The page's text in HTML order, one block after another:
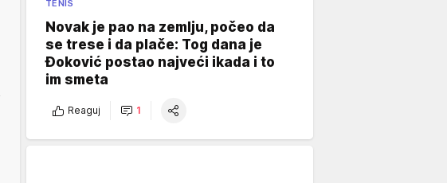
TENIS
Novak je pao na zemlju, počeo da
se trese i da plače: Tog dana je
Đoković postao najveći ikada i to
im smeta
Reaguj 1